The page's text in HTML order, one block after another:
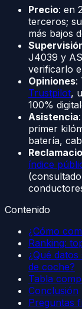
Precio: en
terceros;
más bajos
J4039 y
verificarlo
Opiniones:
Trustpilot,
100%
Asistencia
primer
batería,
índice
Contenido
¿Cómo
Ranking:
¿Qué
de coche?
Tabla
Conclusión
Preguntas